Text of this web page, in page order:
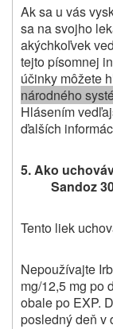
Ak sa u vás
sa na svojho
akýchkoľvek
tejto písomnej
účinky môžete
národného
Hlásením
ďalších
5. Ako
Sandoz
Tento liek
Nepoužívajte
mg/12,5 mg po
obale po EXP.
posledný deň v